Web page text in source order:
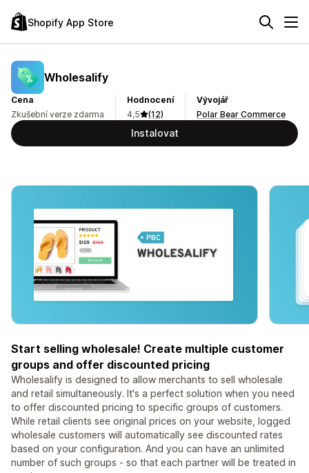
Shopify App Store
Wholesalify
Cena
Zkušební verze zdarma
Hodnocení
4,5
(12)
Vývojář
Polar Bear Commerce
Instalovat
Start selling wholesale! Create multiple customer
groups and offer discounted pricing
Wholesalify is designed to allow merchants to sell wholesale
and retail simultaneously. It's a perfect solution when you need
to offer discounted pricing to specific groups of customers.
While retail clients see original prices on your website, logged
wholesale customers will automatically see discounted rates
based on your configuration. And you can have an unlimited
number of such groups - so that each partner will be treated in